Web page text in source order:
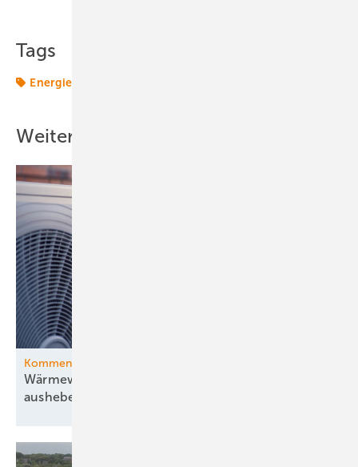
Tags
Energiemarkt
Weitere Inhalte
Kommentar
Wärmewende lässt sich nicht ersatzlos
aushebeln